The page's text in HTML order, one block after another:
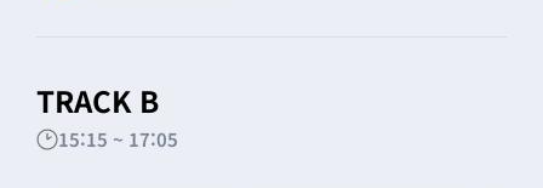
TRACK B
15:15 ~ 17:05